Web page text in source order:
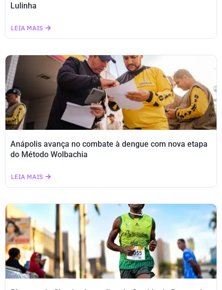
Lulinha
LEIA MAIS
Anápolis avança no combate à dengue com nova etapa
do Método Wolbachia
LEIA MAIS